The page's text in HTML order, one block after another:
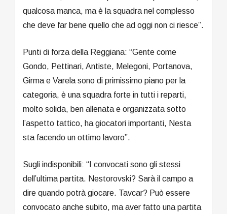
qualcosa manca, ma è la squadra nel complesso
che deve far bene quello che ad oggi non ci riesce”.
Punti di forza della Reggiana: “Gente come
Gondo, Pettinari, Antiste, Melegoni, Portanova,
Girma e Varela sono di primissimo piano per la
categoria, è una squadra forte in tutti i reparti,
molto solida, ben allenata e organizzata sotto
l’aspetto tattico, ha giocatori importanti, Nesta
sta facendo un ottimo lavoro”.
Sugli indisponibili: “I convocati sono gli stessi
dell’ultima partita. Nestorovski? Sarà il campo a
dire quando potrà giocare. Tavcar? Può essere
convocato anche subito, ma aver fatto una partita